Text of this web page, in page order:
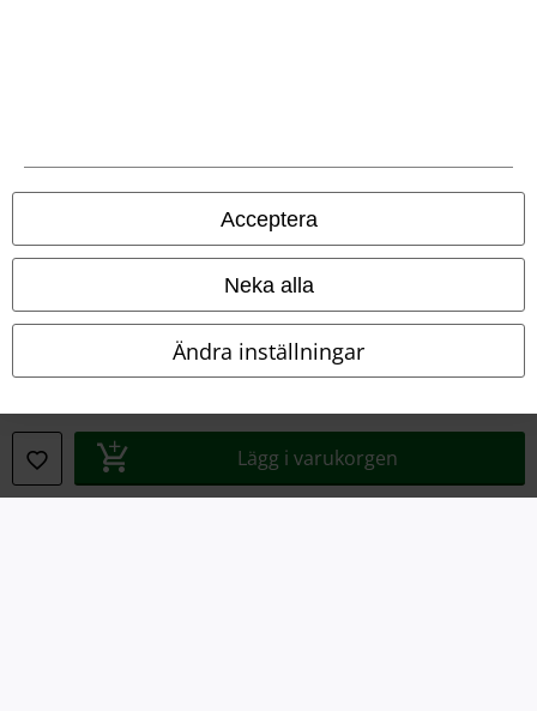
Acceptera
Neka alla
Ändra inställningar
Lägg i varukorgen
Ladda ner villkoren
Avfallshantering och miljöskydd
Försäkran om överensstämmelse
Information om tillgänglighet
Bekräfta ångrat köp